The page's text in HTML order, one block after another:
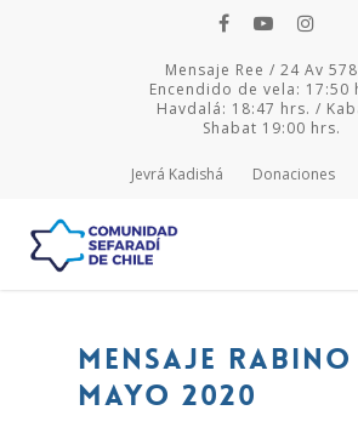
Mensaje Ree / 24 Av
Encendido de vela: 17:50
Havdalá: 18:47 hrs. /
Shabat 19:00 hrs.
Jevrá Kadishá Donaciones
Hit enter to search or ESC to close
Mensaje Rabino
mayo 2020